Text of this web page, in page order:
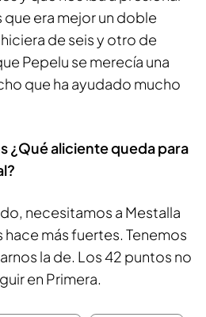
era mejor un doble
de seis y otro de
Pepelu se merecía una
que ha ayudado mucho
¿Qué aliciente queda para
necesitamos a Mestalla
más fuertes. Tenemos
la de. Los 42 puntos no
en Primera.